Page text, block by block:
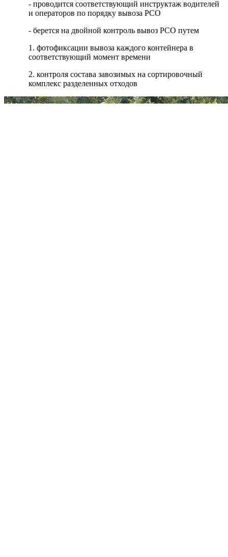
- проводится соответствующий инструктаж водителей
и операторов по порядку вывоза РСО
- берется на двойной контроль вывоз РСО путем
1. фотофиксации вывоза каждого контейнера в
соответствующий момент времени
2. контроля состава завозимых на сортировочный
комплекс разделенных отходов